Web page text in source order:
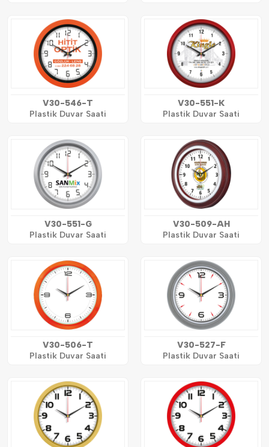
V30-546-T
Plastik Duvar Saati
V30-551-K
Plastik Duvar Saati
V30-551-G
Plastik Duvar Saati
V30-509-AH
Plastik Duvar Saati
V30-506-T
Plastik Duvar Saati
V30-527-F
Plastik Duvar Saati